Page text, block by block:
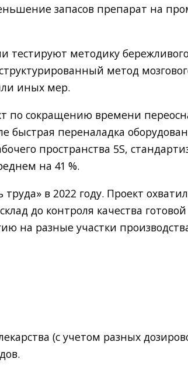
запасов препарат на
методику
метод
иных мер.
по сокращению времени
переналадка
пространства 5S,
на 41 %.
в 2022 году. Проект
до контроля качества
на разные участки
(с учетом разных